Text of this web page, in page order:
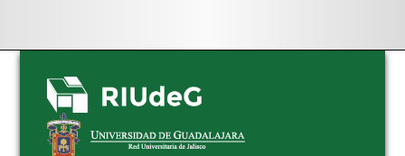
Skip
navigation